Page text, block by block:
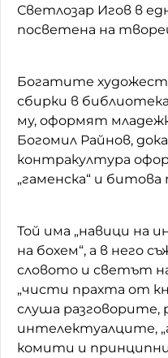
Светлозар Игов в
посветена на
Богатите
сбирки в
му, оформят
Богомил Райнов,
контракултура
„гаменска“ и
Той има „навици на
на бохем“, а в него
словото и светът
„чисти прахта от
слуша разговорите,
интелектуалците,
комити и